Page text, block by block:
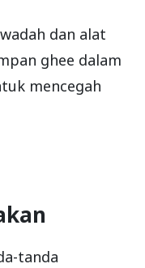
dan alat
ghee dalam
mencegah
tanda